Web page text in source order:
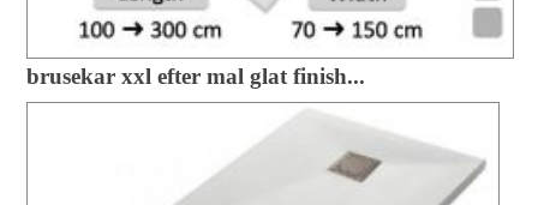
brusekar xxl efter mal glat finish...